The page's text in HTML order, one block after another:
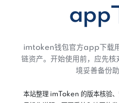
app
imtoken钱包官方app下载
链资产。开始使用前，应先核
境妥善备份助
本站整理 imToken 的版本核验